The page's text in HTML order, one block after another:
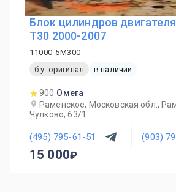
Блок цилиндров
T30 2000-2007
11000-5M300
б.у. оригинал
в наличии
900 Омега
Раменское, Московская обл.,
Чулково, 63/1
(495) 795-61-51 (903)
15 000